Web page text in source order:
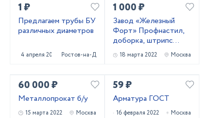
1 ₽
Предлагаем трубы БУ
различных диаметров
4 апреля 2022 Ростов-на-Дону
1 000 ₽
Завод «Железный
Форт» Профнастил,
доборка, штрипс
лента, листы,
водосточка,
кровлю, фл
18 марта 2022 Москва
60 000 ₽
Металлопрокат б/у
15 марта 2022 Москва
59 ₽
Арматура ГОСТ
16 февраля 2022 Москва